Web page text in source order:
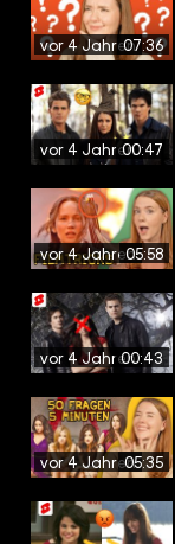
vor 4 Jahren07:36
vor 4 Jahren00:47
vor 4 Jahren05:58
vor 4 Jahren00:43
vor 4 Jahren05:35